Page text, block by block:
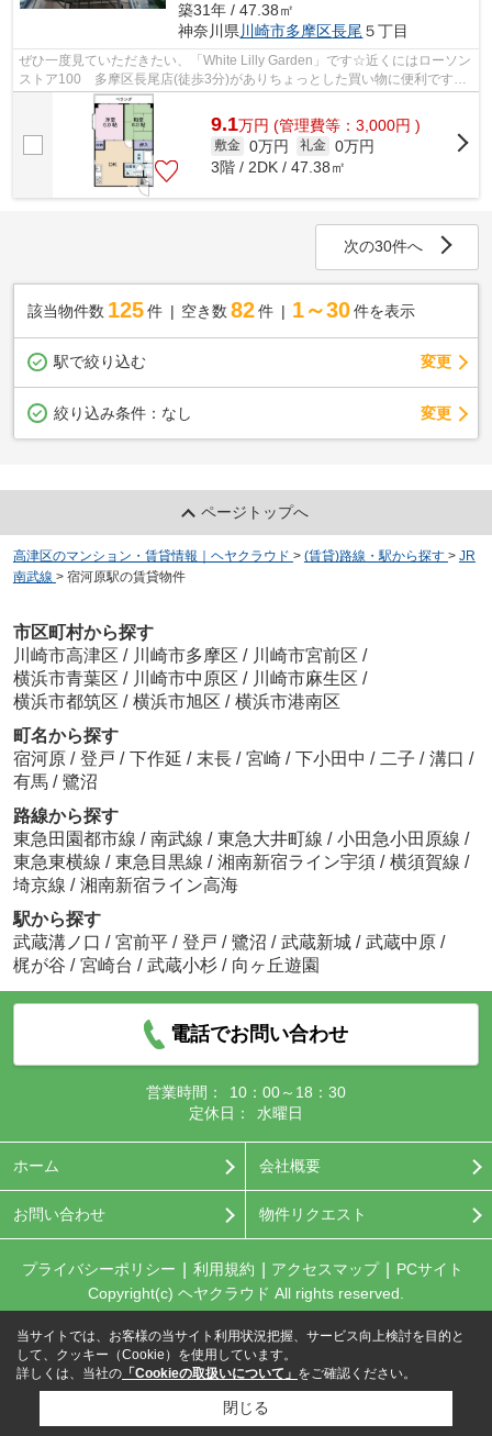
築31年 / 47.38㎡
神奈川県川崎市多摩区長尾５丁目
ぜひ一度見ていただきたい、「White Lilly Garden」です☆近くにはローソン
ストア100 多摩区長尾店(徒歩3分)がありちょっとした買い物に便利です☆
駅から徒歩7分の物件で、電車での通勤...
9.1万円 (管理費等：3,000円 )
敷金 0万円 礼金 0万円
3階 / 2DK / 47.38㎡
次の30件へ
該当物件数 125件 空き数 82 件 1～30 件を表示
駅で絞り込む 変更
絞り込み条件： なし 変更
ページトップへ
高津区のマンション・賃貸情報｜ヘヤクラウド > (賃貸)路線・駅から探す > JR
南武線 > 宿河原駅の賃貸物件
市区町村から探す
川崎市高津区 / 川崎市多摩区 / 川崎市宮前区 /
横浜市青葉区 / 川崎市中原区 / 川崎市麻生区 /
横浜市都筑区 / 横浜市旭区 / 横浜市港南区
町名から探す
宿河原 / 登戸 / 下作延 / 末長 / 宮崎 / 下小田中 / 二子 / 溝口 /
有馬 / 鷺沼
路線から探す
東急田園都市線 / 南武線 / 東急大井町線 / 小田急小田原線 /
東急東横線 / 東急目黒線 / 湘南新宿ライン宇須 / 横須賀線 /
埼京線 / 湘南新宿ライン高海
駅から探す
武蔵溝ノ口 / 宮前平 / 登戸 / 鷺沼 / 武蔵新城 / 武蔵中原 /
梶が谷 / 宮崎台 / 武蔵小杉 / 向ヶ丘遊園
電話でお問い合わせ
営業時間：
10：00～18：30
定休日：
水曜日
ホーム 会社概要
お問い合わせ 物件リクエスト
プライバシーポリシー 利用規約 アクセスマップ
PCサイト
Copyright(c) ヘヤクラウド All rights reserved.
当サイトでは、お客様の当サイト利用状況把握、サービス向上検討を目的と
して、クッキー（Cookie）を使用しています。
詳しくは、当社の 「Cookieの取扱いについて」 をご確認ください。
閉じる